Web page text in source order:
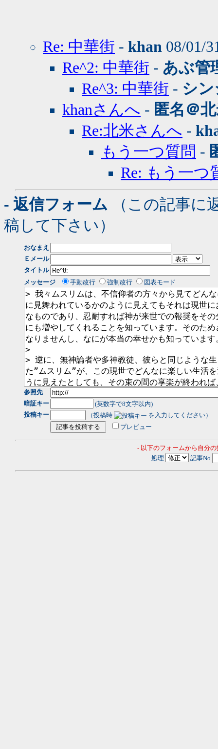
Re: 中華街 - khan 08/01/
Re^2: 中華街 - あぶ管
Re^3: 中華街 - シ
khanさんへ - 匿名＠
Re:北米さんへ -
もう一つ質問 -
Re: もう一つ
- 返信フォーム （この記事に
稿して下さい）
おなまえ
Ｅメール
タイトル
メッセージ
手動改行 強制改行 図表モード
参照先
暗証キー
(英数字で8文字以内)
投稿キー
（投稿時
を入力してください）
プレビュー
- 以下のフォームから自分
処理
記事No